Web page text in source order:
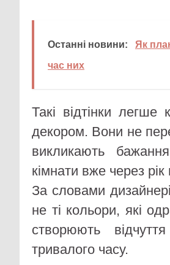
Останні новини:
Як
час них
Такі відтінки
декором. Вони не
викликають
кімнати вже через рік
За словами
не ті кольори, які
створюють
тривалого часу.